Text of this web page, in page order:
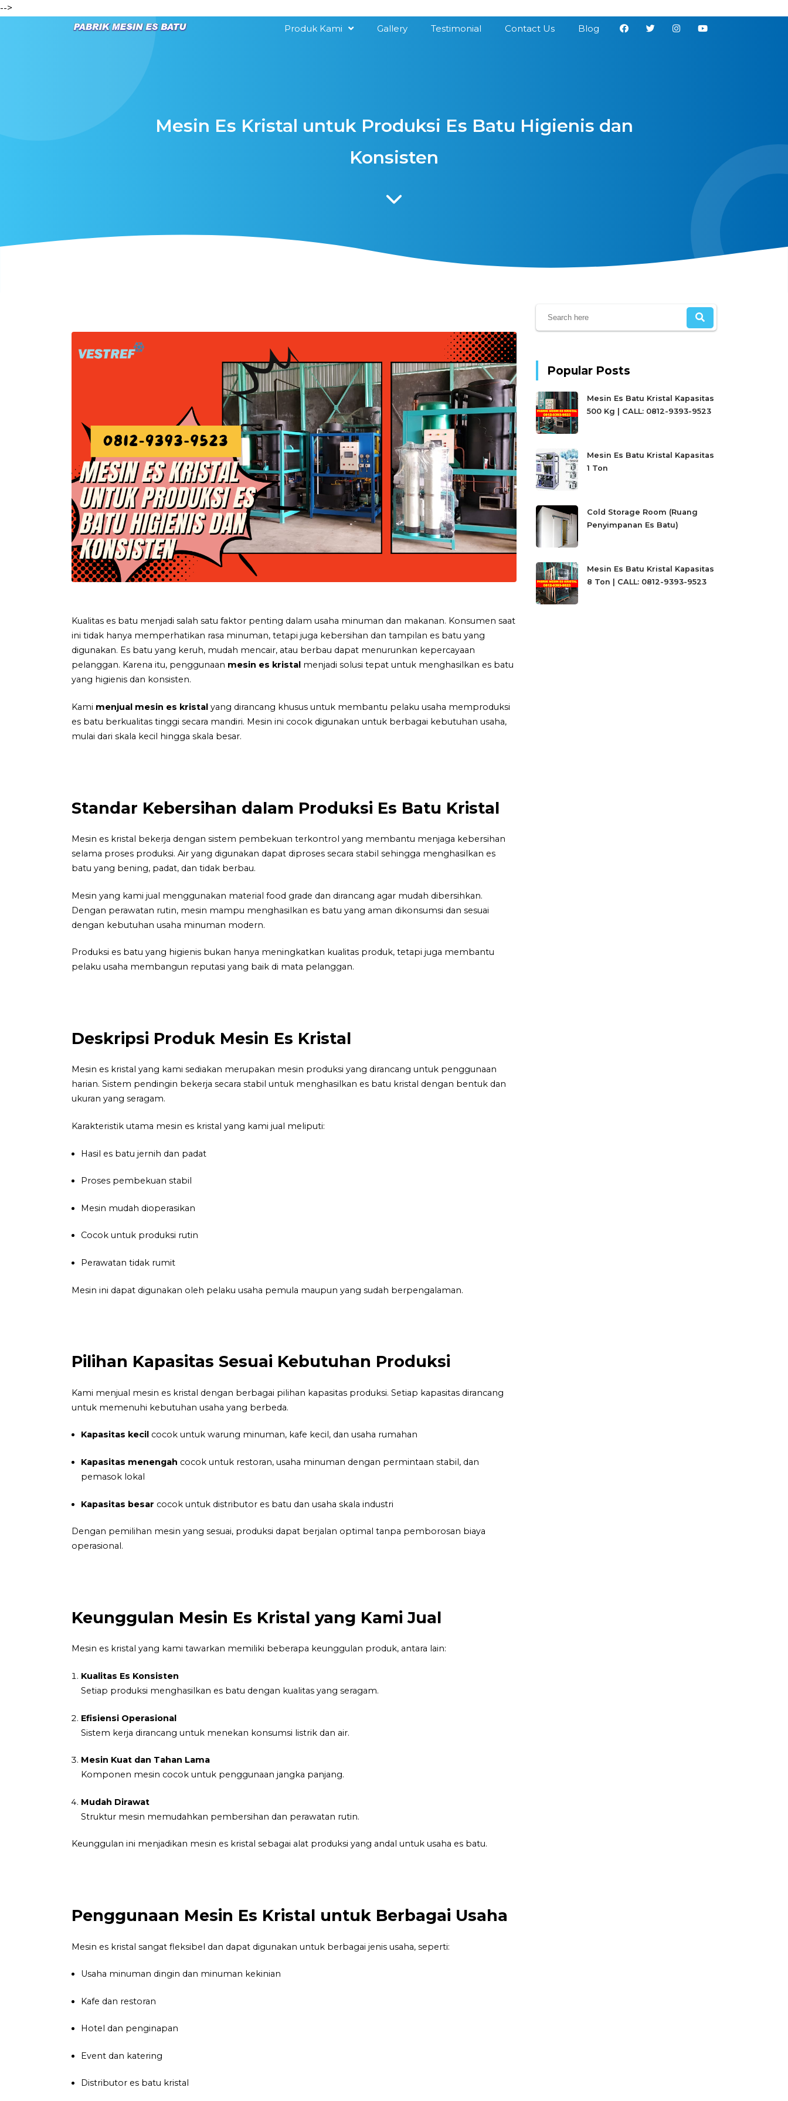
-->
Produk Kami
Gallery Testimonial Contact Us Blog
Mesin Es Kristal untuk Produksi Es Batu Higienis dan
Konsisten
Kualitas es batu menjadi salah satu faktor penting dalam usaha minuman dan makanan. Konsumen saat
ini tidak hanya memperhatikan rasa minuman, tetapi juga kebersihan dan tampilan es batu yang
digunakan. Es batu yang keruh, mudah mencair, atau berbau dapat menurunkan kepercayaan
pelanggan. Karena itu, penggunaan mesin es kristal menjadi solusi tepat untuk menghasilkan es batu
yang higienis dan konsisten.
Kami menjual mesin es kristal yang dirancang khusus untuk membantu pelaku usaha memproduksi
es batu berkualitas tinggi secara mandiri. Mesin ini cocok digunakan untuk berbagai kebutuhan usaha,
mulai dari skala kecil hingga skala besar.
Standar Kebersihan dalam Produksi Es Batu Kristal
Mesin es kristal bekerja dengan sistem pembekuan terkontrol yang membantu menjaga kebersihan
selama proses produksi. Air yang digunakan dapat diproses secara stabil sehingga menghasilkan es
batu yang bening, padat, dan tidak berbau.
Mesin yang kami jual menggunakan material food grade dan dirancang agar mudah dibersihkan.
Dengan perawatan rutin, mesin mampu menghasilkan es batu yang aman dikonsumsi dan sesuai
dengan kebutuhan usaha minuman modern.
Produksi es batu yang higienis bukan hanya meningkatkan kualitas produk, tetapi juga membantu
pelaku usaha membangun reputasi yang baik di mata pelanggan.
Deskripsi Produk Mesin Es Kristal
Mesin es kristal yang kami sediakan merupakan mesin produksi yang dirancang untuk penggunaan
harian. Sistem pendingin bekerja secara stabil untuk menghasilkan es batu kristal dengan bentuk dan
ukuran yang seragam.
Karakteristik utama mesin es kristal yang kami jual meliputi:
Hasil es batu jernih dan padat
Proses pembekuan stabil
Mesin mudah dioperasikan
Cocok untuk produksi rutin
Perawatan tidak rumit
Mesin ini dapat digunakan oleh pelaku usaha pemula maupun yang sudah berpengalaman.
Pilihan Kapasitas Sesuai Kebutuhan Produksi
Kami menjual mesin es kristal dengan berbagai pilihan kapasitas produksi. Setiap kapasitas dirancang
untuk memenuhi kebutuhan usaha yang berbeda.
Kapasitas kecil cocok untuk warung minuman, kafe kecil, dan usaha rumahan
Kapasitas menengah cocok untuk restoran, usaha minuman dengan permintaan stabil, dan
pemasok lokal
Kapasitas besar cocok untuk distributor es batu dan usaha skala industri
Dengan pemilihan mesin yang sesuai, produksi dapat berjalan optimal tanpa pemborosan biaya
operasional.
Keunggulan Mesin Es Kristal yang Kami Jual
Mesin es kristal yang kami tawarkan memiliki beberapa keunggulan produk, antara lain:
Kualitas Es Konsisten
Setiap produksi menghasilkan es batu dengan kualitas yang seragam.
Efisiensi Operasional
Sistem kerja dirancang untuk menekan konsumsi listrik dan air.
Mesin Kuat dan Tahan Lama
Komponen mesin cocok untuk penggunaan jangka panjang.
Mudah Dirawat
Struktur mesin memudahkan pembersihan dan perawatan rutin.
Keunggulan ini menjadikan mesin es kristal sebagai alat produksi yang andal untuk usaha es batu.
Penggunaan Mesin Es Kristal untuk Berbagai Usaha
Mesin es kristal sangat fleksibel dan dapat digunakan untuk berbagai jenis usaha, seperti:
Usaha minuman dingin dan minuman kekinian
Kafe dan restoran
Hotel dan penginapan
Event dan katering
Distributor es batu kristal
Popular Posts
Mesin Es Batu Kristal Kapasitas
500 Kg | CALL: 0812-9393-9523
Mesin Es Batu Kristal Kapasitas
1 Ton
Cold Storage Room (Ruang
Penyimpanan Es Batu)
Mesin Es Batu Kristal Kapasitas
8 Ton | CALL: 0812-9393-9523